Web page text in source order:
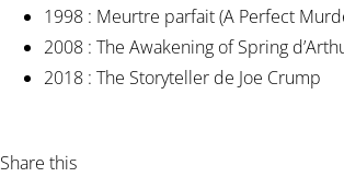
1998 : Meurtre parfait (A Perfect
2008 : The Awakening of Spring
2018 : The Storyteller de Joe Crump
Share this